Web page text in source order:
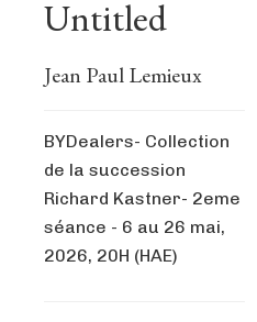
Untitled
Jean Paul Lemieux
BYDealers- Collection
de la succession
Richard Kastner- 2eme
séance - 6 au 26 mai,
2026, 20H (HAE)